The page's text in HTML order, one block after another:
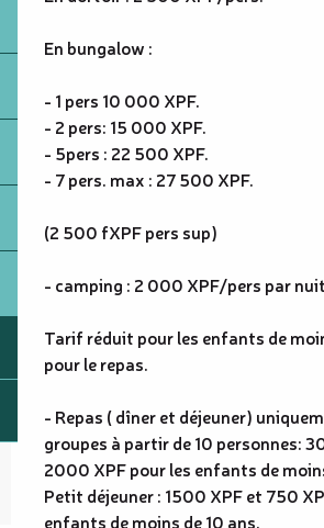
En bungalow :
- 1 pers 10 000 XPF.
- 2 pers: 15 000 XPF.
- 5pers : 22 500 XPF.
- 7 pers. max : 27 500 XPF.
(2 500 fXPF pers sup)
- camping : 2 000 XPF/pers par
Tarif réduit pour les enfants de
pour le repas.
- Repas ( dîner et déjeuner)
groupes à partir de 10 personnes:
2000 XPF pour les enfants de
Petit déjeuner : 1500 XPF et 750
enfants de moins de 10 ans.